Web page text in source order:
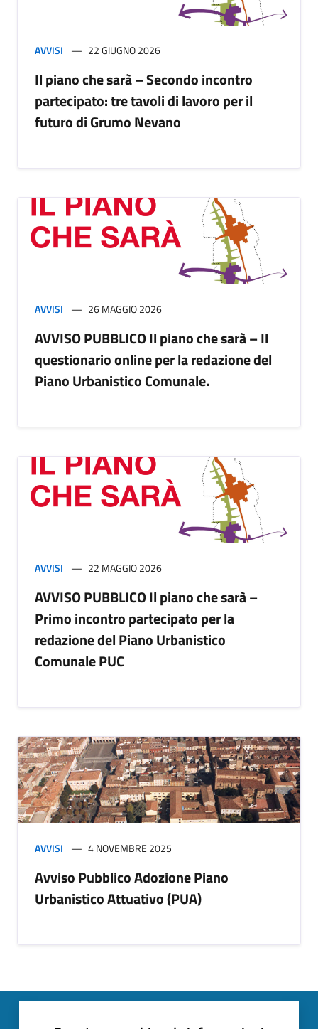
AVVISI 22 GIUGNO 2026
Il piano che sarà – Secondo incontro
partecipato: tre tavoli di lavoro per il
futuro di Grumo Nevano
AVVISI 26 MAGGIO 2026
AVVISO PUBBLICO Il piano che sarà – Il
questionario online per la redazione del
Piano Urbanistico Comunale.
AVVISI 22 MAGGIO 2026
AVVISO PUBBLICO Il piano che sarà –
Primo incontro partecipato per la
redazione del Piano Urbanistico
Comunale PUC
AVVISI 4 NOVEMBRE 2025
Avviso Pubblico Adozione Piano
Urbanistico Attuativo (PUA)